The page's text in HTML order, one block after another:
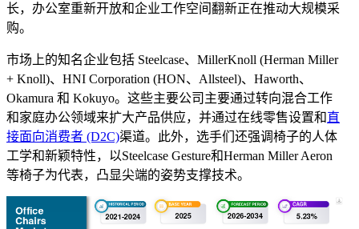
长，办公室重新开放和企业工作空间翻新正在推动大规模采
购。
市场上的知名企业包括 Steelcase、MillerKnoll (Herman Miller
+ Knoll)、HNI Corporation (HON、Allsteel)、Haworth、
Okamura 和 Kokuyo。这些主要公司主要通过转向混合工作
和家庭办公领域来扩大产品供应，并通过在线零售设置和直
接面向消费者 (D2C)渠道。此外，选手们还强调椅子的人体
工学和新颖特性，以Steelcase Gesture和Herman Miller Aeron
等椅子为代表，凸显尖端的姿势支撑技术。